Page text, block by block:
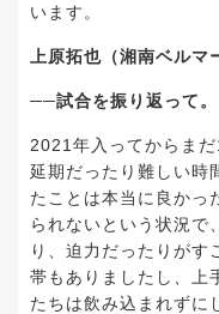
います。
上原拓也（湘南ベルマ
──試合を振り返って。
2021年入ってからま
延期だったり難しい時
たことは本当に良かっ
られないという状況で
り、迫力だったりがす
帯もありましたし、上
たちは飲み込まれずに